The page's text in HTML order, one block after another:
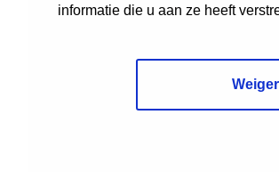
informatie die u aan ze heeft
Vernieuwing
2023–2026: